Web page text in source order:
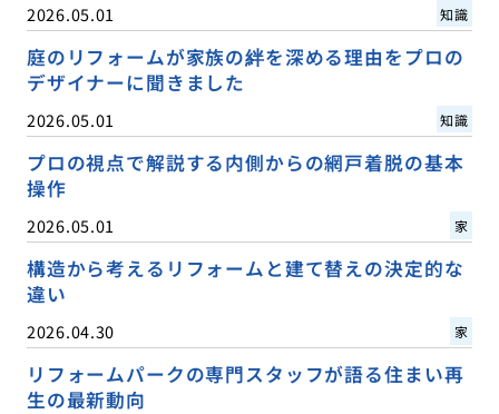
2026.05.01 知識
庭のリフォームが家族の絆を深める理由をプロの
デザイナーに聞きました
2026.05.01 知識
プロの視点で解説する内側からの網戸着脱の基本
操作
2026.05.01 家
構造から考えるリフォームと建て替えの決定的な
違い
2026.04.30 家
リフォームパークの専門スタッフが語る住まい再
生の最新動向